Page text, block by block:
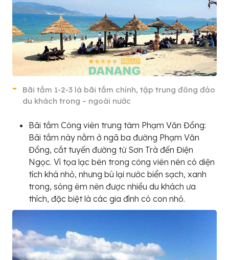
Bãi tắm 1-2-3 là bãi tắm chính, tập trung đông đảo
du khách trong – ngoài nước
Bãi tắm Công viên trung tâm Phạm Văn Đồng:
Bãi tắm này nằm ở ngã ba đường Phạm Văn
Đồng, cắt tuyến đường từ Sơn Trà đến Điện
Ngọc. Vì tọa lạc bên trong công viên nên có diện
tích khá nhỏ, nhưng bù lại nước biển sạch, xanh
trong, sóng êm nên được nhiều du khách ưa
thích, đặc biệt là các gia đình có con nhỏ.